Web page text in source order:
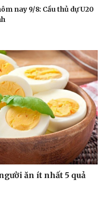
nay 9/8: Cầu thủ dự U20
ăn ít nhất 5 quả